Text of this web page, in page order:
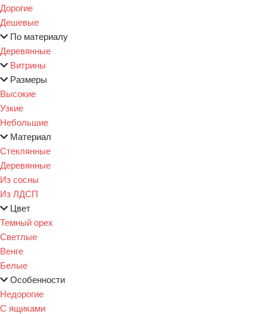
Дорогие
Дешевые
По материалу
Деревянные
Витрины
Размеры
Высокие
Узкие
Небольшие
Материал
Стеклянные
Деревянные
Из сосны
Из ЛДСП
Цвет
Темный орех
Светлые
Венге
Белые
Особенности
Недорогие
С ящиками